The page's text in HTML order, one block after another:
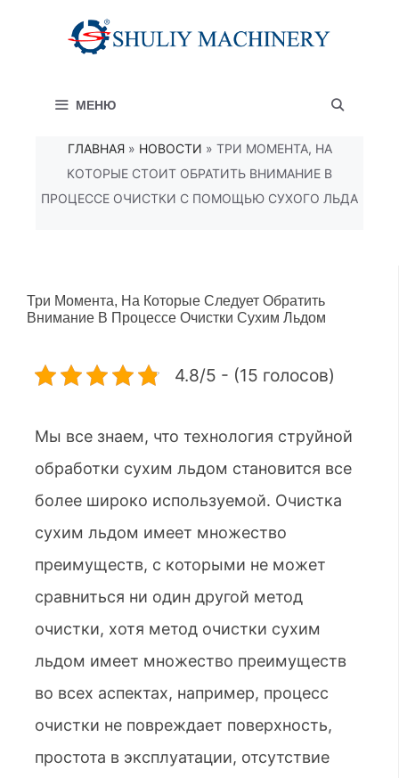
МЕНЮ
ГЛАВНАЯ» НОВОСТИ » ТРИ МОМЕНТА, НА
КОТОРЫЕ СТОИТ ОБРАТИТЬ ВНИМАНИЕ В
ПРОЦЕССЕ ОЧИСТКИ С ПОМОЩЬЮ СУХОГО ЛЬДА
Три Момента, На Которые Следует Обратить
Внимание В Процессе Очистки Сухим Льдом
4.8/5 - (15 голосов)
Мы все знаем, что технология струйной
обработки сухим льдом становится все
более широко используемой. Очистка
сухим льдом имеет множество
преимуществ, с которыми не может
сравниться ни один другой метод
очистки, хотя метод очистки сухим
льдом имеет множество преимуществ
во всех аспектах, например, процесс
очистки не повреждает поверхность,
простота в эксплуатации, отсутствие